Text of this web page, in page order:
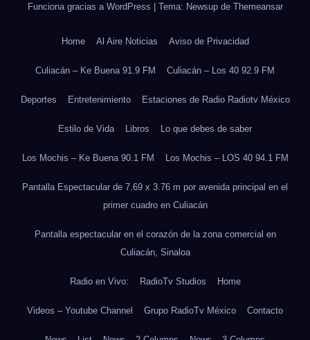
Funciona gracias a WordPress Tema: Newsup de Themeansar
Home Al Aire Noticias Aviso de Privacidad
Culiacán – Ke Buena 91.9 FM Culiacán – Los 40 92.9 FM
Deportes Entretenimiento Estaciones de Radio Radiotv México
Estilo de Vida Libros Lo que debes de saber
Los Mochis – Ke Buena 90.1 FM Los Mochis – LOS 40 94.1 FM
Pantalla Espectacular de 7.69 x 3.76 m por avenida principal en el
primer cuadro en Culiacán
Pantalla espectacular en el corazón de la zona comercial en
Culiacán, Sinaloa
Radio en Vivo: RadioTv Studios Home
Videos – Youtube Channel Grupo RadioTv México Contacto